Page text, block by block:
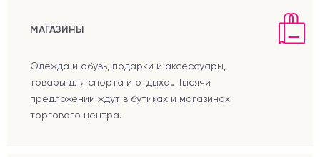
МАГАЗИНЫ
Одежда и обувь, подарки и аксессуары,
товары для спорта и отдыха… Тысячи
предложений ждут в бутиках и магазинах
торгового центра.